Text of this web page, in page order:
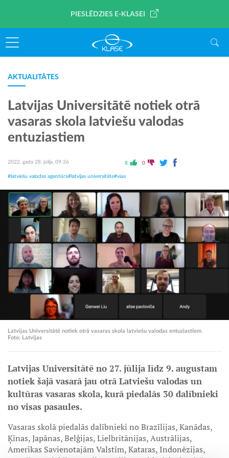
PIESLĒDZIES E-KLASEI
AKTUALITĀTES
Latvijas Universitātē notiek otrā
vasaras skola latviešu valodas
entuziastiem
2022. gada 28. jūlijs, 09:36 8 0
#latviešu valodas aģentūra#latvijas universitāte#viaa
Latvijas Universitātē notiek otrā vasaras skola latviešu valodas entuziastiem
Foto: Latvijas
Latvijas Universitātē no 27. jūlija līdz 9. augustam
notiek šajā vasarā jau otrā Latviešu valodas un
kultūras vasaras skola, kurā piedalās 30 dalībnieki
no visas pasaules.
Vasaras skolā piedalās dalībnieki no Brazīlijas, Kanādas,
Ķīnas, Japānas, Belģijas, Lielbritānijas, Austrālijas,
Amerikas Savienotajām Valstīm, Kataras, Indonēzijas,